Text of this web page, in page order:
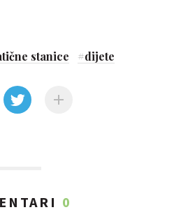
stanice #dijete
0